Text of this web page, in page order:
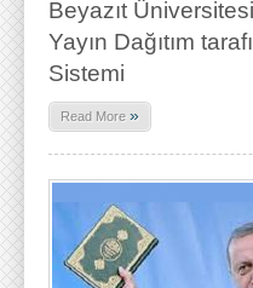
Beyazıt
Yayın Dağıtım
Sistemi
Read More »